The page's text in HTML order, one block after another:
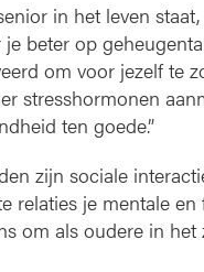
in het leven
beter op
om voor jezelf te
stresshormonen
ten goede.”
zijn sociale
relaties je mentale
om als oudere in